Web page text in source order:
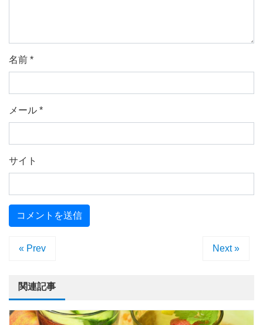
名前 *
メール *
サイト
« Prev Next »
関連記事